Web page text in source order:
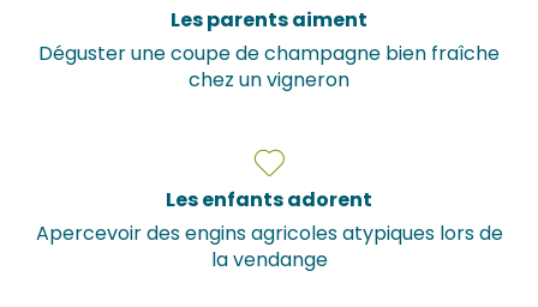
Les parents aiment
Déguster une coupe de champagne bien fraîche
chez un vigneron
Les enfants adorent
Apercevoir des engins agricoles atypiques lors de
la vendange